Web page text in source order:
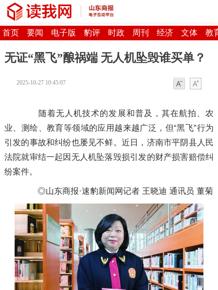
首页 要闻 电子版 豹评 时政 周刊 经济 文体 教
无证“黑飞”酿祸端 无人机坠毁谁买单？
2025-10-27 10:45:07
随着无人机技术的发展和普及，其在航拍、农
业、测绘、教育等领域的应用越来越广泛，但“黑飞”行为
引发的事故和纠纷也屡见不鲜。近日，济南市平阴县人民
法院就审结一起因无人机坠落毁损引发的财产损害赔偿纠
纷案件。
◎山东商报·速豹新闻网记者 王晓迪 通讯员 董菊